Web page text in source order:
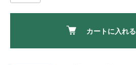
カートに入れる